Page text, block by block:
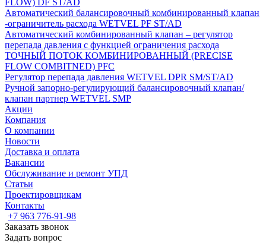
FLOW) DF ST/AD
Автоматический балансировочный комбинированный клапан
-ограничитель расхода WETVEL PF ST/AD
Автоматический комбинированный клапан – регулятор
перепада давления с функцией ограничения расхода
ТОЧНЫЙ ПОТОК КОМБИНИРОВАННЫЙ (PRECISE
FLOW COMBIТNED) PFC
Регулятор перепада давления WETVEL DPR SM/ST/AD
Ручной запорно-регулирующий балансировочный клапан/
клапан партнер WETVEL SMP
Акции
Компания
О компании
Новости
Доставка и оплата
Вакансии
Обслуживание и ремонт УПД
Статьи
Проектировщикам
Контакты
+7 963 776-91-98
Заказать звонок
Задать вопрос